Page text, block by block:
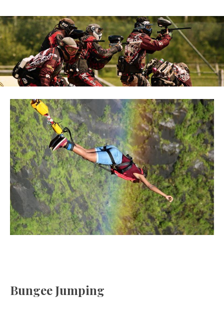
Bungee Jumping